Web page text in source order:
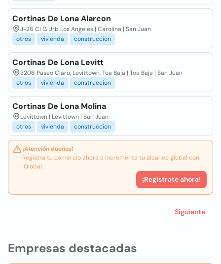
Empresas destacadas
Cortinas De Lona Alarcon
J-26 Cl G Urb Los Angeles | Carolina | San Juan
otros
vivienda construccion
Cortinas De Lona Levitt
3206 Paseo Claro, Levittown, Toa Baja | Toa Baja | San Juan
otros
vivienda construccion
Cortinas De Lona Molina
Levittown | Levittown | San Juan
otros
vivienda construccion
¡Atención dueños!
Registra tu comercio ahora e incrementa tu alcance global con
iGlobal.
¡Registrate ahora!
Siguiente